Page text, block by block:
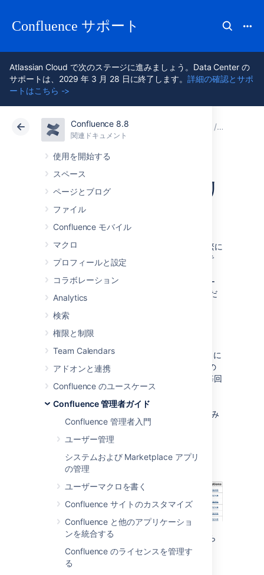
Confluence サポート
Atlassian Cloud で次のステージに進みましょう。Data Center の
サポートは、2029 年 3 月 28 日に終了します。詳細の確認とサポ
ートはこちら ->
Confluence 8.8
関連ドキュメント
使用を開始する
スペース
ページとブログ
ファイル
Confluence モバイル
マクロ
プロフィールと設定
コラボレーション
Analytics
検索
権限と制限
Team Calendars
アドオンと連携
Confluence のユースケース
Confluence 管理者ガイド
Confluence 管理者入門
ユーザー管理
システムおよび Marketplace アプリ
の管理
ユーザーマクロを書く
Confluence サイトのカスタマイズ
Confluence と他のアプリケーショ
ンを統合する
Confluence のライセンスを管理す
る
アトラシアン サポート 関連ドキュメント
クラウド Data Center 8.8
ショートカット リ
ンクの設定
ショートカット リンクは Confluence から頻繁に
参照されるリソースに迅速にリンクする手段で
す。ショートカット リンクを作成する場合、
URL にキーを割り当てておくと、編集時にユー
ザーが完全な URL の代わりにキーを入力するだ
けですみます。
http://www.google.com/search?q=
のように
なります。"google" キーを使用してこの検索の
ショートカットを作成する場合、ユーザーは毎回
http://www.google.com/search?
q= searchtermsを使用する代わりに、
と入力するだけですみ
ます。
Here is a screenshot showing the shortcuts
currently defined
http://confluence.atlassian.com
ショートカット リンクは、
から
Confluence 管理者により追加され維持されま